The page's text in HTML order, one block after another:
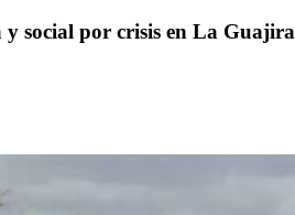
y social por crisis en La Guajira